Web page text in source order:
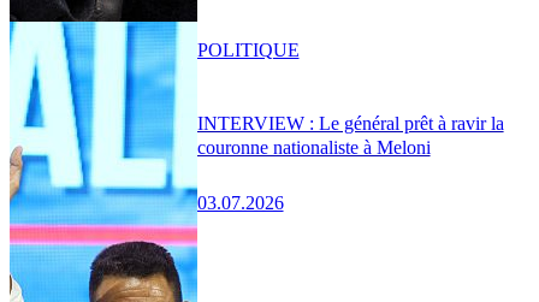
INTERVIEW : Le général prêt à ravir la
couronne nationaliste à Meloni
03.07.2026
POLITIQUE